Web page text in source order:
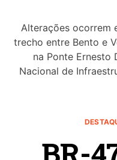
Alterações ocorrem
trecho entre Bento e
na Ponte Ernesto
Nacional de